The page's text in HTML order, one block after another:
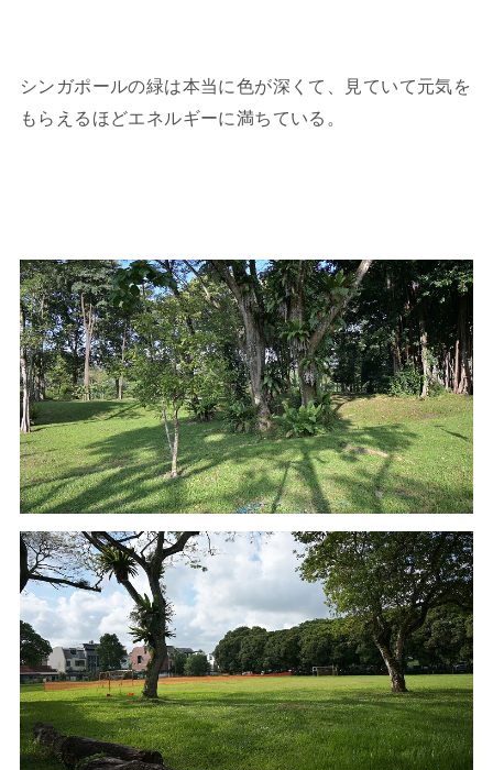
シンガポールの緑は本当に色が深くて、見ていて元気を
もらえるほどエネルギーに満ちている。